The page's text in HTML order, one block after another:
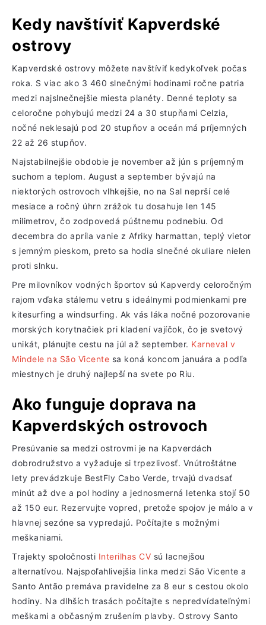
Kedy navštíviť Kapverdské
ostrovy
Kapverdské ostrovy môžete navštíviť kedykoľvek počas
roka. S viac ako 3 460 slnečnými hodinami ročne patria
medzi najslnečnejšie miesta planéty. Denné teploty sa
celoročne pohybujú medzi 24 a 30 stupňami Celzia,
nočné neklesajú pod 20 stupňov a oceán má príjemných
22 až 26 stupňov.
Najstabilnejšie obdobie je november až jún s príjemným
suchom a teplom. August a september bývajú na
niektorých ostrovoch vlhkejšie, no na Sal neprší celé
mesiace a ročný úhrn zrážok tu dosahuje len 145
milimetrov, čo zodpovedá púštnemu podnebiu. Od
decembra do apríla vanie z Afriky harmattan, teplý vietor
s jemným pieskom, preto sa hodia slnečné okuliare nielen
proti slnku.
Pre milovníkov vodných športov sú Kapverdy celoročným
rajom vďaka stálemu vetru s ideálnymi podmienkami pre
kitesurfing a windsurfing. Ak vás láka nočné pozorovanie
morských korytnačiek pri kladení vajíčok, čo je svetový
unikát, plánujte cestu na júl až september. Karneval v
Mindele na São Vicente sa koná koncom januára a podľa
miestnych je druhý najlepší na svete po Riu.
Ako funguje doprava na
Kapverdských ostrovoch
Presúvanie sa medzi ostrovmi je na Kapverdách
dobrodružstvo a vyžaduje si trpezlivosť. Vnútroštátne
lety prevádzkuje BestFly Cabo Verde, trvajú dvadsať
minút až dve a pol hodiny a jednosmerná letenka stojí 50
až 150 eur. Rezervujte vopred, pretože spojov je málo a v
hlavnej sezóne sa vypredajú. Počítajte s možnými
meškaniami.
Trajekty spoločnosti Interilhas CV sú lacnejšou
alternatívou. Najspoľahlivejšia linka medzi São Vicente a
Santo Antão premáva pravidelne za 8 eur s cestou okolo
hodiny. Na dlhších trasách počítajte s nepredvídateľnými
meškami a občasným zrušením plavby. Ostrovy Santo